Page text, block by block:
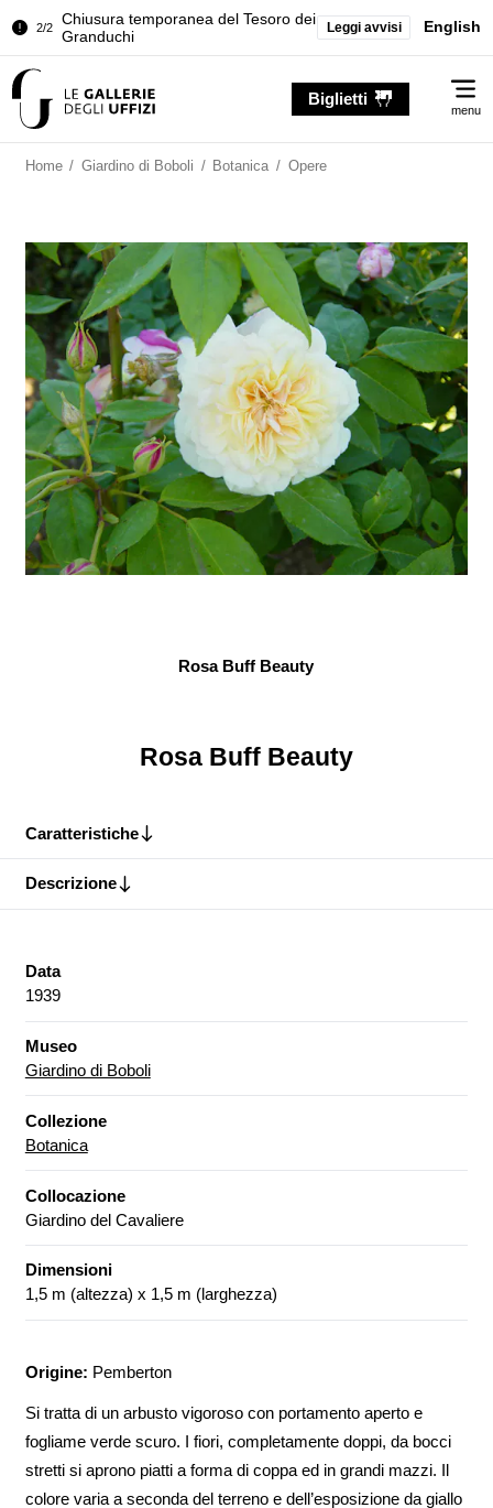
2/2
Chiusura temporanea del Tesoro dei
Granduchi
della Sala dell'Iliade
Granduchi
Leggi avvisi English
Biglietti
menu
Home / Giardino di Boboli / Botanica / Opere
Rosa Buff Beauty
Rosa Buff Beauty
Caratteristiche
Descrizione
Data
1939
Museo
Giardino di Boboli
Collezione
Botanica
Collocazione
Giardino del Cavaliere
Dimensioni
1,5 m (altezza) x 1,5 m (larghezza)
Origine: Pemberton
Si tratta di un arbusto vigoroso con portamento aperto e
fogliame verde scuro. I fiori, completamente doppi, da bocci
stretti si aprono piatti a forma di coppa ed in grandi mazzi. Il
colore varia a seconda del terreno e dell’esposizione da giallo